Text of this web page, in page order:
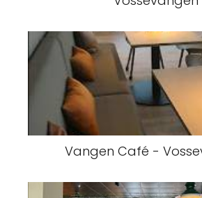
Vangen Café -